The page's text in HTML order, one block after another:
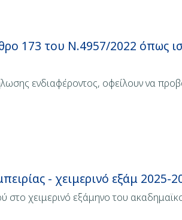
του Ν.4957/2022 όπως
ενδιαφέροντος, οφείλουν να
- χειμερινό εξάμ 2025-
στο χειμερινό εξάμηνο του